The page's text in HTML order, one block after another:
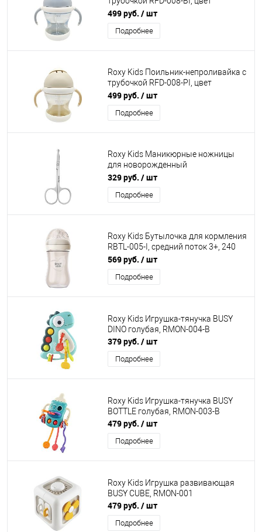
кокосово-голубой, 200 мл
499 руб. / шт
Подробнее
Roxy Kids Поильник-непроливайка с
трубочкой RFD-008-PI, цвет
кокосово-бежевый, 200 мл
499 руб. / шт
Подробнее
Roxy Kids Маникюрные ножницы
для новорожденный
цельнометаллические, 0+
329 руб. / шт
Подробнее
Roxy Kids Бутылочка для кормления
RBTL-005-I, средний поток 3+, 240
мл, слоновая кость
569 руб. / шт
Подробнее
Roxy Kids Игрушка-тянучка BUSY
DINO голубая, RMON-004-B
379 руб. / шт
Подробнее
Roxy Kids Игрушка-тянучка BUSY
BOTTLE голубая, RMON-003-B
479 руб. / шт
Подробнее
Roxy Kids Игрушка развивающая
BUSY CUBE, RMON-001
479 руб. / шт
Подробнее